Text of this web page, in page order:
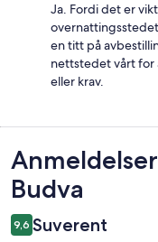
Ja. Fordi det er
en titt på
nettstedet vårt for
eller krav.
Anmeldelser
Budva
9,6 Suverent